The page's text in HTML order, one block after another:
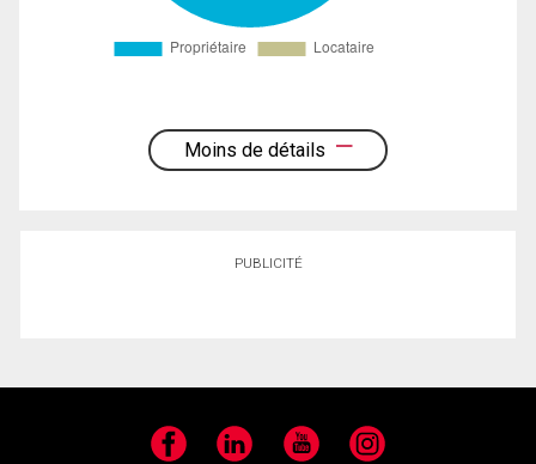
Moins de détails
PUBLICITÉ
Facebook LinkedIn YouTube Instagram